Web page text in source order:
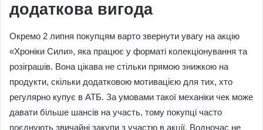
додаткова вигода
Окремо 2 липня покупцям варто звернути увагу на акцію
«Хроніки Сили», яка працює у форматі колекціонування та
розіграшів. Вона цікава не стільки прямою знижкою на
продукти, скільки додатковою мотивацією для тих, хто
регулярно купує в АТБ. За умовами такої механіки чек може
давати більше шансів на участь, тому покупці часто
поєднують звичайні закупи з участю в акції. Водночас не